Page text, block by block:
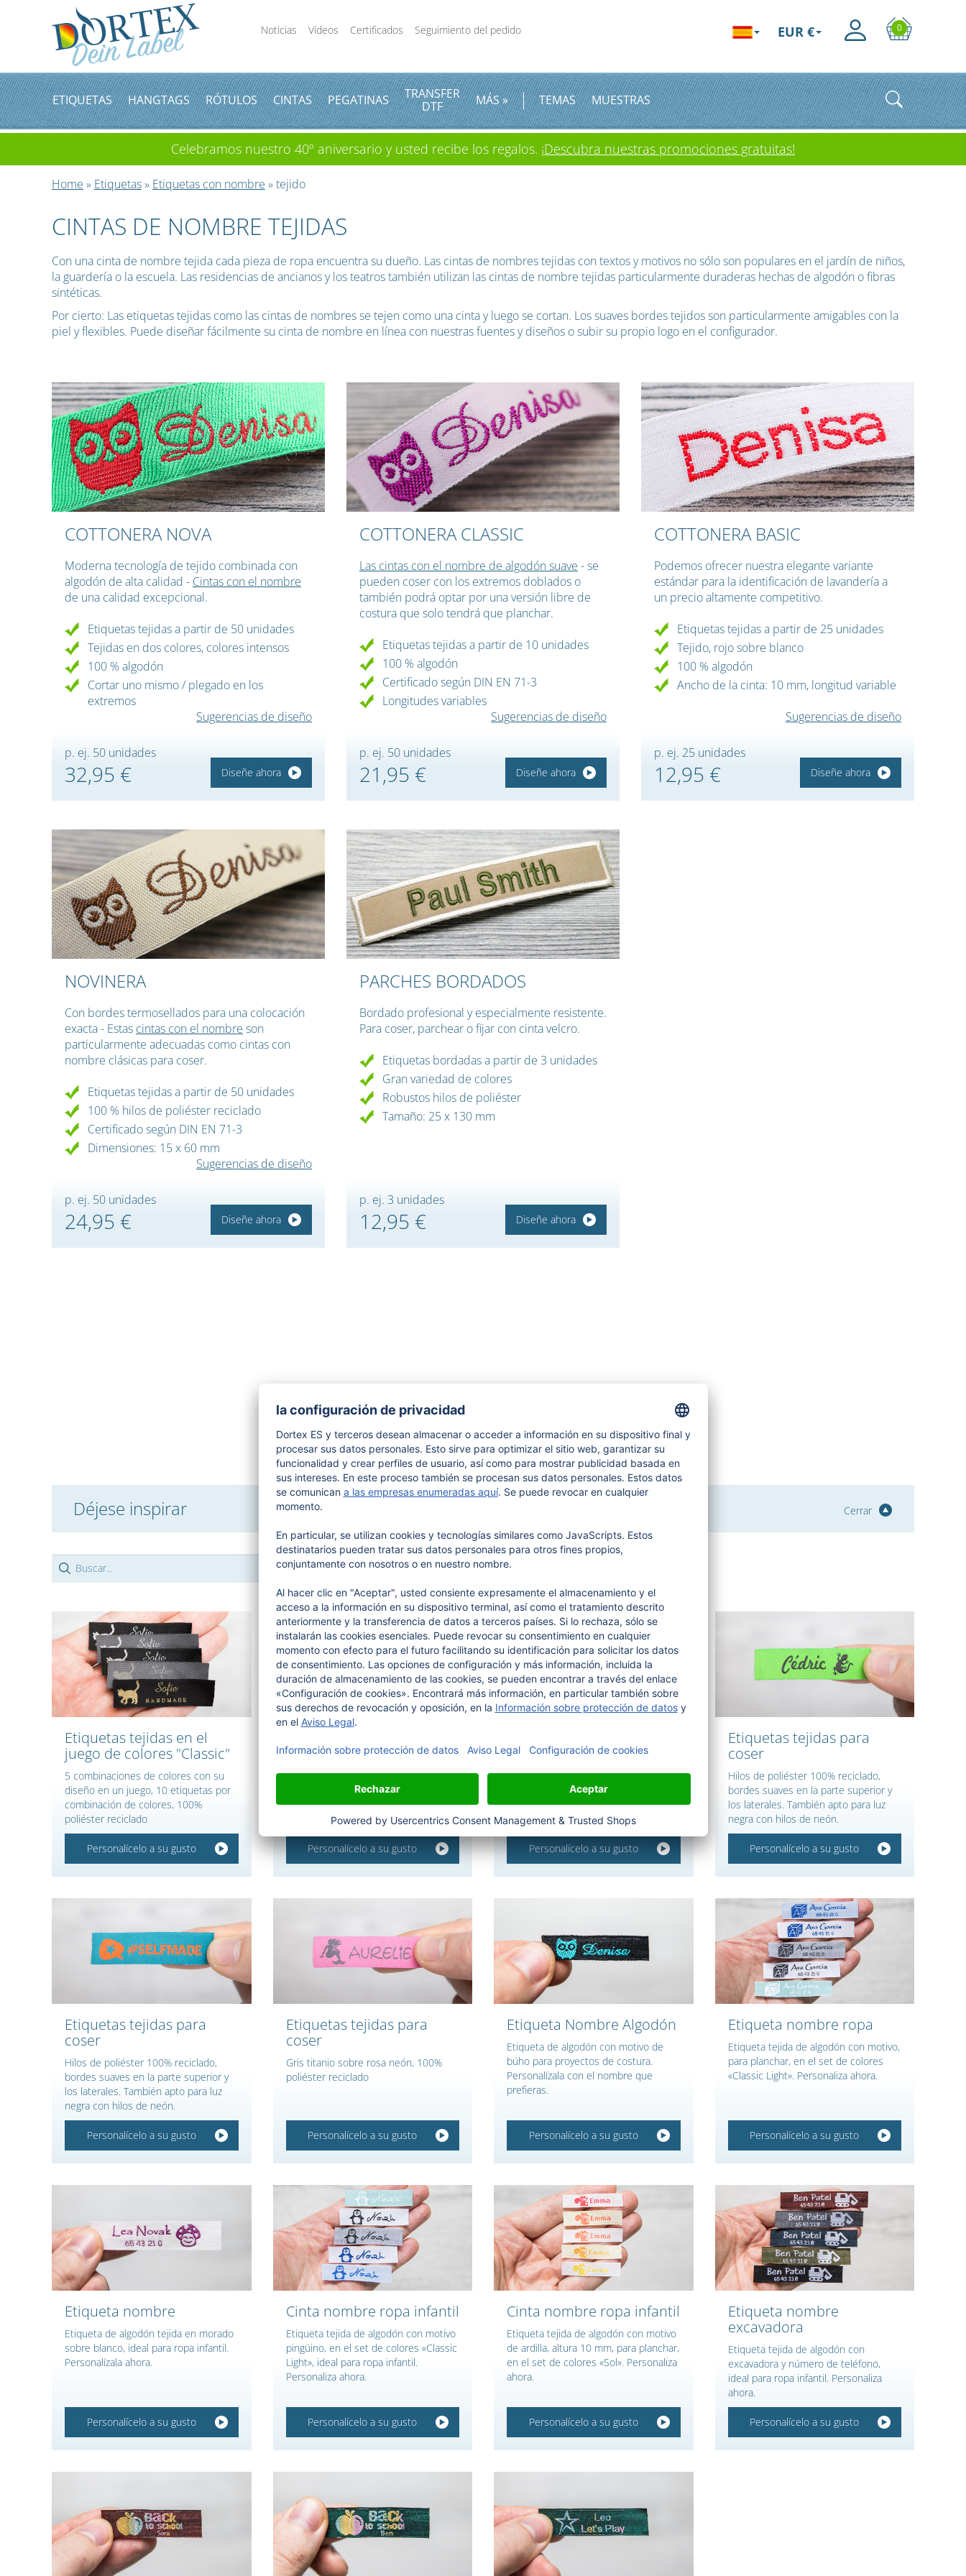
Noticias Vídeos Certificados Seguimiento del pedido 0
EUR €
ETIQUETAS HANGTAGS RÓTULOS CINTAS PEGATINAS
TRANSFER
DTF
MÁS » TEMAS MUESTRAS
Celebramos nuestro 40º aniversario y usted recibe los regalos. ¡Descubra nuestras promociones gratuitas!
Home » Etiquetas» Etiquetas con nombre » tejido
CINTAS DE NOMBRE TEJIDAS
Con una cinta de nombre tejida cada pieza de ropa encuentra su dueño. Las cintas de nombres tejidas con textos y motivos no sólo son populares en el jardín de niños,
la guardería o la escuela. Las residencias de ancianos y los teatros también utilizan las cintas de nombre tejidas particularmente duraderas hechas de algodón o fibras
sintéticas.
Por cierto: Las etiquetas tejidas como las cintas de nombres se tejen como una cinta y luego se cortan. Los suaves bordes tejidos son particularmente amigables con la
piel y flexibles. Puede diseñar fácilmente su cinta de nombre en línea con nuestras fuentes y diseños o subir su propio logo en el configurador.
COTTONERA NOVA
Moderna tecnología de tejido combinada con
algodón de alta calidad - Cintas con el nombre
de una calidad excepcional.
Etiquetas tejidas a partir de 50 unidades
Tejidas en dos colores, colores intensos
100 % algodón
Cortar uno mismo / plegado en los
extremos
Sugerencias de diseño
p. ej. 50 unidades
32,95 € Diseñe ahora
COTTONERA CLASSIC
Las cintas con el nombre de algodón suave - se
pueden coser con los extremos doblados o
también podrá optar por una versión libre de
costura que solo tendrá que planchar.
Etiquetas tejidas a partir de 10 unidades
100 % algodón
Certificado según DIN EN 71-3
Longitudes variables
Sugerencias de diseño
p. ej. 50 unidades
21,95 € Diseñe ahora
COTTONERA BASIC
Podemos ofrecer nuestra elegante variante
estándar para la identificación de lavandería a
un precio altamente competitivo.
Etiquetas tejidas a partir de 25 unidades
Tejido, rojo sobre blanco
100 % algodón
Ancho de la cinta: 10 mm, longitud variable
Sugerencias de diseño
p. ej. 25 unidades
12,95 € Diseñe ahora
NOVINERA
Con bordes termosellados para una colocación
exacta - Estas cintas con el nombre son
particularmente adecuadas como cintas con
nombre clásicas para coser.
Etiquetas tejidas a partir de 50 unidades
100 % hilos de poliéster reciclado
Certificado según DIN EN 71-3
Dimensiones: 15 x 60 mm
Sugerencias de diseño
p. ej. 50 unidades
24,95 € Diseñe ahora
PARCHES BORDADOS
Bordado profesional y especialmente resistente.
Para coser, parchear o fijar con cinta velcro.
Etiquetas bordadas a partir de 3 unidades
Gran variedad de colores
Robustos hilos de poliéster
Tamaño: 25 x 130 mm
p. ej. 3 unidades
12,95 € Diseñe ahora
Cerrar
Déjese inspirar
Etiquetas tejidas en el
juego de colores "Classic"
5 combinaciones de colores con su
diseño en un juego, 10 etiquetas por
combinación de colores, 100%
poliéster reciclado
Personalícelo a su gusto
Escritura negra sobre plata, 100 %
hilos de poliéster reciclado
Personalícelo a su gusto
pliegues al final
para coser, tejidas, en color oro lúrex
Personalícelo a su gusto
Etiquetas tejidas para
coser
Hilos de poliéster 100% reciclado,
bordes suaves en la parte superior y
los laterales. También apto para luz
negra con hilos de neón.
Personalícelo a su gusto
Etiquetas tejidas para
coser
Hilos de poliéster 100% reciclado,
bordes suaves en la parte superior y
los laterales. También apto para luz
negra con hilos de neón.
Personalícelo a su gusto
Etiquetas tejidas para
coser
Gris titanio sobre rosa neón, 100%
poliéster reciclado
Personalícelo a su gusto
Etiqueta Nombre Algodón
Etiqueta de algodón con motivo de
búho para proyectos de costura.
Personalízala con el nombre que
prefieras.
Personalícelo a su gusto
Etiqueta nombre ropa
Etiqueta tejida de algodón con motivo,
para planchar, en el set de colores
«Classic Light». Personaliza ahora.
Personalícelo a su gusto
Etiqueta nombre
Etiqueta de algodón tejida en morado
sobre blanco, ideal para ropa infantil.
Personalízala ahora.
Personalícelo a su gusto
Cinta nombre ropa infantil
Etiqueta tejida de algodón con motivo
pingüino, en el set de colores «Classic
Light», ideal para ropa infantil.
Personaliza ahora.
Personalícelo a su gusto
Cinta nombre ropa infantil
Etiqueta tejida de algodón con motivo
de ardilla, altura 10 mm, para planchar,
en el set de colores «Sol». Personaliza
ahora.
Personalícelo a su gusto
Etiqueta nombre
excavadora
Etiqueta tejida de algodón con
excavadora y número de teléfono,
ideal para ropa infantil. Personaliza
ahora.
Personalícelo a su gusto